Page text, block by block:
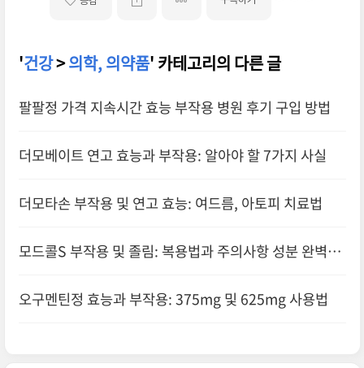
'건강>의학, 의약품' 카테고리의 다른 글
팔팔정 가격 지속시간 효능 부작용 병원 후기 구입 방법
더모베이트 연고 효능과 부작용: 알아야 할 7가지 사실
더모타손 부작용 및 연고 효능: 여드름, 아토피 치료법
모드콜S 부작용 및 졸림: 복용법과 주의사항 성분 완벽정
오구멘틴정 효능과 부작용: 375mg 및 625mg 사용법